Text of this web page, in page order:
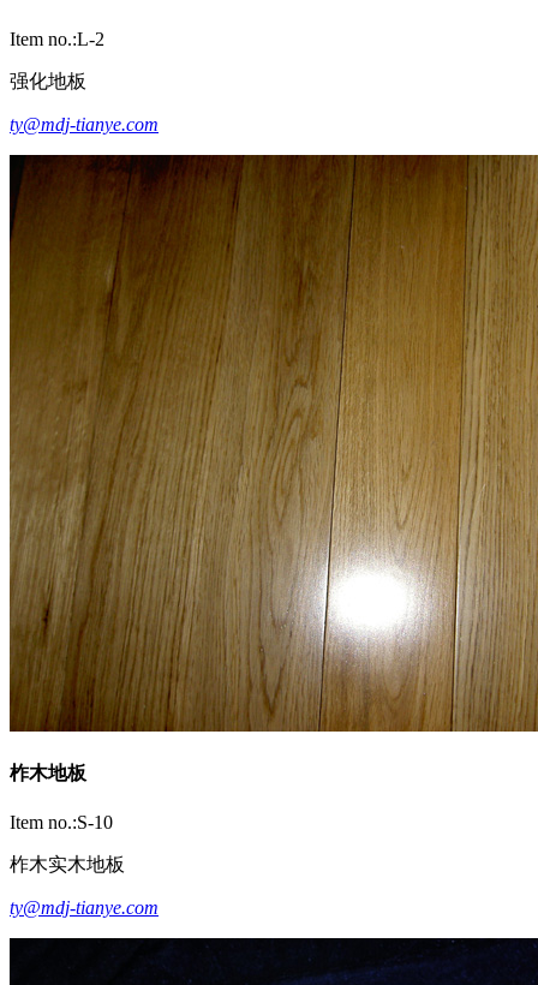
Item no.:L-2
强化地板
ty@mdj-tianye.com
柞木地板
Item no.:S-10
柞木实木地板
ty@mdj-tianye.com